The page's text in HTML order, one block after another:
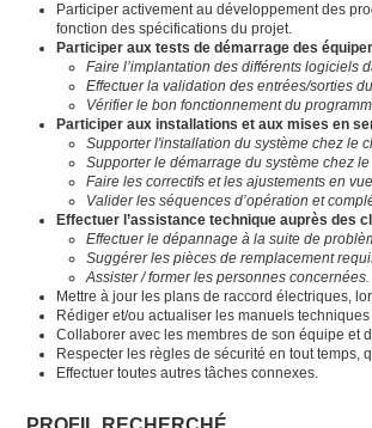
Participer activement au développement des
fonction des spécifications du projet.
Participer aux tests de démarrage des
Faire l’implantation des différents logiciels
Effectuer la validation des entrées/sorties
Vérifier le bon fonctionnement du
Participer aux installations et aux mises en
Supporter l'installation du système chez le
Supporter le démarrage du système chez
Faire les correctifs et les ajustements en
Valider les séquences d’opération et
Effectuer l’assistance technique auprès des
Effectuer le dépannage à la suite de
Suggérer les pièces de remplacement
Assister / former les personnes concernées.
Mettre à jour les plans de raccord électriques,
Rédiger et/ou actualiser les manuels
Collaborer avec les membres de son équipe et
Respecter les règles de sécurité en tout temps,
Effectuer toutes autres tâches connexes.